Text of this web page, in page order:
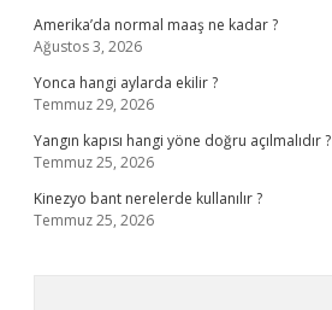
Amerika’da normal maaş ne kadar ?
Ağustos 3, 2026
Yonca hangi aylarda ekilir ?
Temmuz 29, 2026
Yangın kapısı hangi yöne doğru açılmalıdır ?
Temmuz 25, 2026
Kinezyo bant nerelerde kullanılır ?
Temmuz 25, 2026